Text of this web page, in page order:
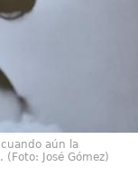
cuando aún la
José Gómez)